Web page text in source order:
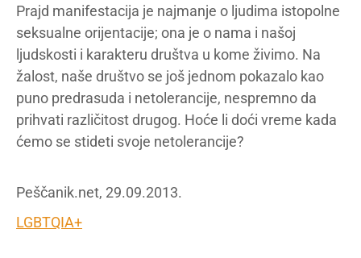
Prajd manifestacija je najmanje o ljudima istopolne
seksualne orijentacije; ona je o nama i našoj
ljudskosti i karakteru društva u kome živimo. Na
žalost, naše društvo se još jednom pokazalo kao
puno predrasuda i netolerancije, nespremno da
prihvati različitost drugog. Hoće li doći vreme kada
ćemo se stideti svoje netolerancije?
Peščanik.net, 29.09.2013.
LGBTQIA+